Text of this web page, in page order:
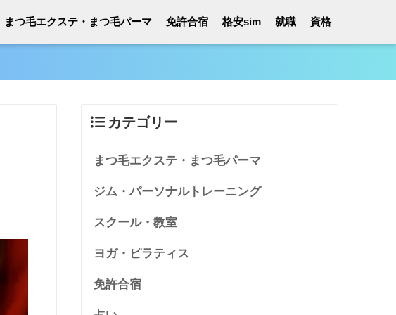
まつ毛エクステ・まつ毛パーマ 免許合宿 格安sim 就職 資格
カテゴリー
まつ毛エクステ・まつ毛パーマ
ジム・パーソナルトレーニング
スクール・教室
ヨガ・ピラティス
免許合宿